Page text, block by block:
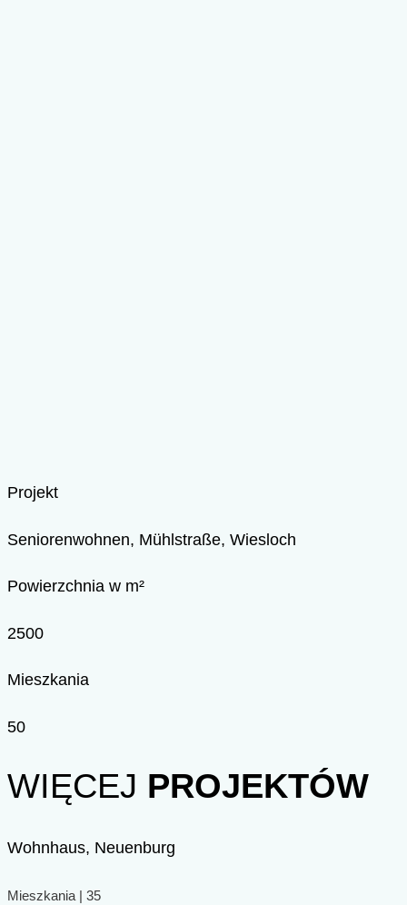
Projekt
Seniorenwohnen, Mühlstraße, Wiesloch
Powierzchnia w m²
2500
Mieszkania
50
WIĘCEJ PROJEKTÓW
Wohnhaus, Neuenburg
Mieszkania | 35